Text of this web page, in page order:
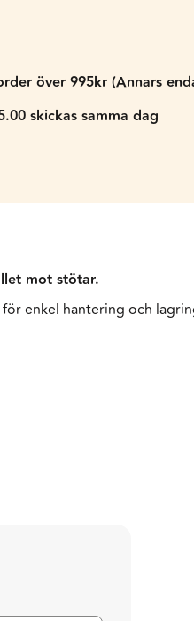
över 995kr (Annars
skickas samma dag
mot stötar.
enkel hantering och